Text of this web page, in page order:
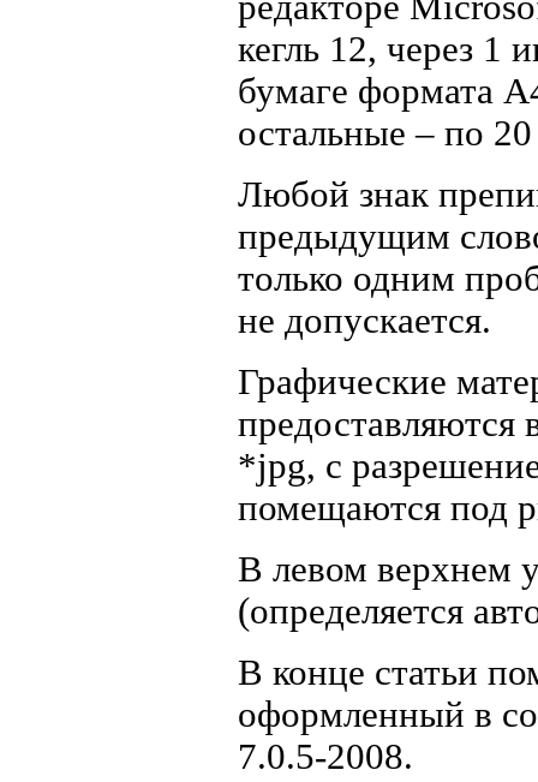
кегль 12, через 1
бумаге формата
остальные – по
Любой знак
предыдущим
только одним
не допускается.
Графические
предоставляются
*jpg, с
помещаются под
В левом верхнем
(определяется
В конце статьи
оформленный в
7.0.5-2008.